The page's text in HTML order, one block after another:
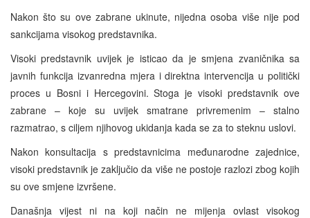
Nakon što su ove zabrane ukinute, nijedna osoba više nije pod
sankcijama visokog predstavnika.
Visoki predstavnik uvijek je isticao da je smjena zvaničnika sa
javnih funkcija izvanredna mjera i direktna intervencija u politički
proces u Bosni i Hercegovini. Stoga je visoki predstavnik ove
zabrane – koje su uvijek smatrane privremenim – stalno
razmatrao, s ciljem njihovog ukidanja kada se za to steknu uslovi.
Nakon konsultacija s predstavnicima međunarodne zajednice,
visoki predstavnik je zaključio da više ne postoje razlozi zbog kojih
su ove smjene izvršene.
Današnja vijest ni na koji način ne mijenja ovlast visokog